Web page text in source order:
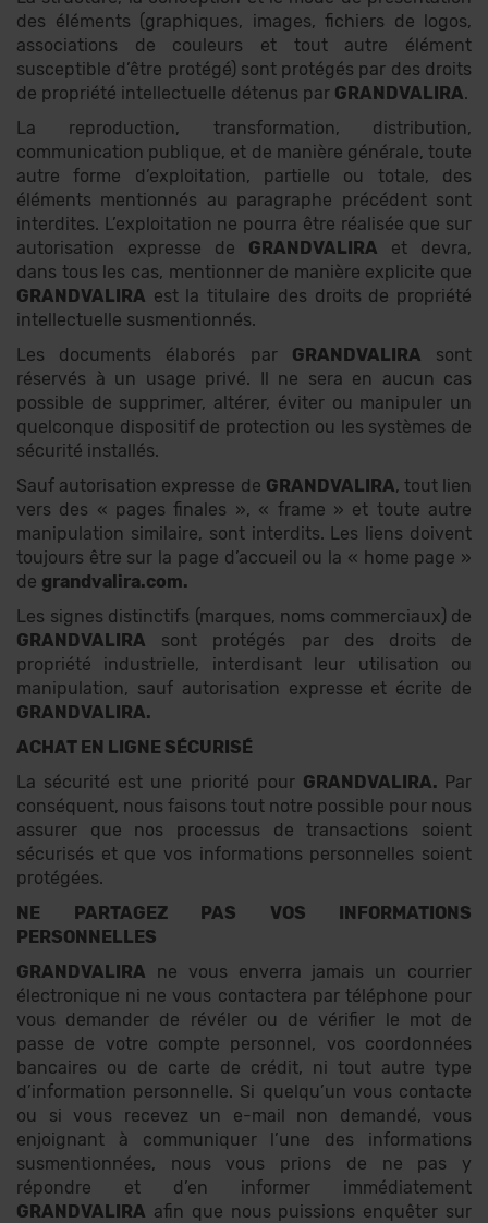
des éléments (graphiques, images, fichiers de logos,
associations de couleurs et tout autre élément
susceptible d’être protégé) sont protégés par des droits
de propriété intellectuelle détenus par GRANDVALIRA.
La reproduction, transformation, distribution,
communication publique, et de manière générale, toute
autre forme d’exploitation, partielle ou totale, des
éléments mentionnés au paragraphe précédent sont
interdites. L’exploitation ne pourra être réalisée que sur
autorisation expresse de GRANDVALIRA et devra,
dans tous les cas, mentionner de manière explicite que
GRANDVALIRA est la titulaire des droits de propriété
intellectuelle susmentionnés.
Les documents élaborés par GRANDVALIRA sont
réservés à un usage privé. Il ne sera en aucun cas
possible de supprimer, altérer, éviter ou manipuler un
quelconque dispositif de protection ou les systèmes de
sécurité installés.
Sauf autorisation expresse de GRANDVALIRA, tout lien
vers des « pages finales », « frame » et toute autre
manipulation similaire, sont interdits. Les liens doivent
toujours être sur la page d’accueil ou la « home page »
de grandvalira.com.
Les signes distinctifs (marques, noms commerciaux) de
GRANDVALIRA sont protégés par des droits de
propriété industrielle, interdisant leur utilisation ou
manipulation, sauf autorisation expresse et écrite de
GRANDVALIRA.
ACHAT EN LIGNE SÉCURISÉ
La sécurité est une priorité pour GRANDVALIRA. Par
conséquent, nous faisons tout notre possible pour nous
assurer que nos processus de transactions soient
sécurisés et que vos informations personnelles soient
protégées.
NE PARTAGEZ PAS VOS INFORMATIONS
PERSONNELLES
GRANDVALIRA ne vous enverra jamais un courrier
électronique ni ne vous contactera par téléphone pour
vous demander de révéler ou de vérifier le mot de
passe de votre compte personnel, vos coordonnées
bancaires ou de carte de crédit, ni tout autre type
d’information personnelle. Si quelqu’un vous contacte
ou si vous recevez un e-mail non demandé, vous
enjoignant à communiquer l’une des informations
susmentionnées, nous vous prions de ne pas y
répondre et d’en informer immédiatement
GRANDVALIRA afin que nous puissions enquêter sur